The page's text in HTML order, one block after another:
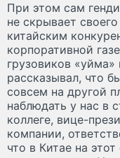
При этом сам
не скрывает
китайским
корпоративной
грузовиков
рассказывал, что
совсем на другой
наблюдать у нас в
коллеге, вице-
компании,
что в Китае на